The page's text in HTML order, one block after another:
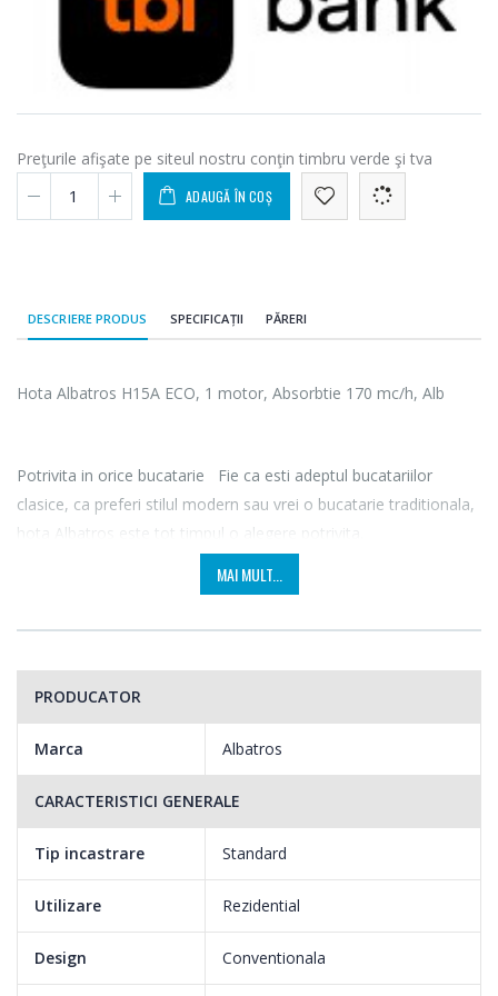
Preţurile afişate pe siteul nostru conţin timbru verde şi tva
ADAUGĂ ÎN COȘ
DESCRIERE PRODUS SPECIFICAȚII PĂRERI
Hota Albatros H15A ECO, 1 motor, Absorbtie 170 mc/h, Alb
Potrivita in orice bucatarie Fie ca esti adeptul bucatariilor
clasice, ca preferi stilul modern sau vrei o bucatarie traditionala,
hota Albatros este tot timpul o alegere potrivita.
Avand un design simplu si culoarea maro, aceasta se va incadra
MAI MULT...
PRODUCATOR
Marca Albatros
CARACTERISTICI GENERALE
Tip incastrare Standard
Utilizare Rezidential
Design Conventionala